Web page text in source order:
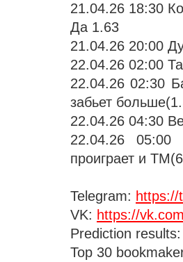
21.04.26 18:30
Да 1.63
21.04.26 20:00
22.04.26 02:00
22.04.26 02:30
забьет
22.04.26 04:30
22.04.26
проиграет и
Telegram: https://
VK: https://
Prediction
Top 30